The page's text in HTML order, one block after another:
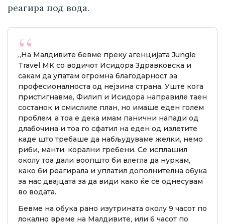
реагира под вода.
„На Малдивите бевме преку агенцијата Jungle
Travel MK со водичот Исидора Здравковска и
сакам да упатам огромна благодарност за
професионалноста од нејзина страна. Уште кога
пристигнавме, Филип и Исидора направиле таен
состанок и смислиле план, но имаше еден голем
проблем, а тоа е дека имам панични напади од
длабочина и тоа го сфатил на еден од излетите
каде што требаше да набљудуваме желки, немо
риби, манти, корални гребени. Се исплашил
околу тоа дали воопшто би влегла да нуркам,
како би реагирала и уплатил дополнителна обука
за нас двајцата за да види како ќе се однесувам
во водата.
Бевме на обука рано изутрината околу 9 часот по
локално време на Малдивите, или 6 часот по